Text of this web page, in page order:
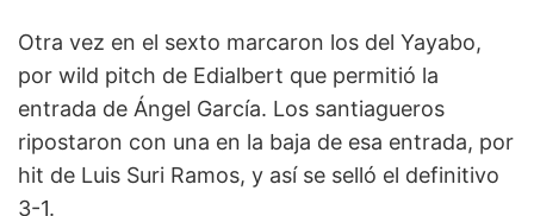
Otra vez en el sexto marcaron los del Yayabo,
por wild pitch de Edialbert que permitió la
entrada de Ángel García. Los santiagueros
ripostaron con una en la baja de esa entrada, por
hit de Luis Suri Ramos, y así se selló el definitivo
3-1.